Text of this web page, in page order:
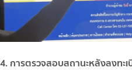
4. การตรวจสอบสถานะหลังลงทะ